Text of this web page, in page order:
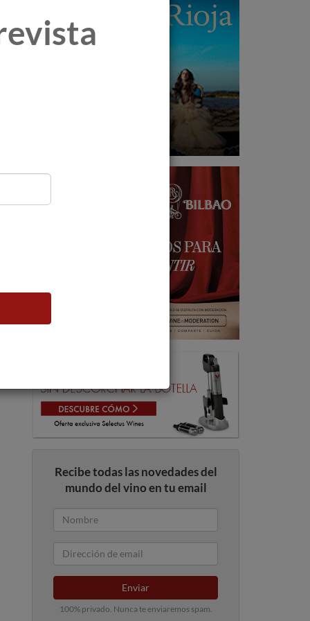
Recibe todas las novedades del
mundo del vino en tu email
Enviar
100% privado. Nunca te enviaremos spam.